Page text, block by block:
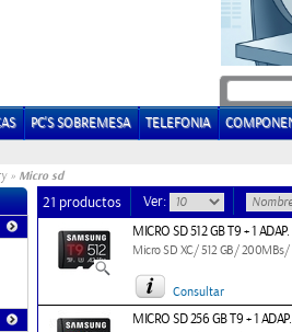
PC'S SOBREMESA TELEFONIA
» Micro sd
21 productos Ver:
MICRO SD 512 GB T9 + 1
Micro SD XC/ 512 GB/ 200MBs/
Consultar
MICRO SD 256 GB T9 + 1